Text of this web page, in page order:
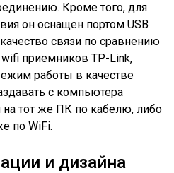
Кроме того, для
он оснащен портом USB
связи по сравнению
приемников TP-Link,
работы в качестве
с компьютера
тот же ПК по кабелю, либо
по WiFi.
и дизайна